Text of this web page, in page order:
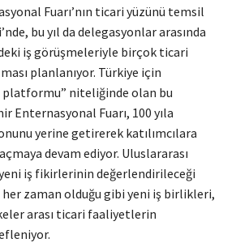
Fuarı’nın ticari yüzünü temsil
bu yıl da delegasyonlar arasında
iş görüşmeleriyle birçok ticari
planlanıyor. Türkiye için
platformu” niteliğinde olan bu
Enternasyonal Fuarı, 100 yıla
yerine getirerek katılımcılara
devam ediyor. Uluslararası
yeni iş fikirlerinin değerlendirileceği
zaman olduğu gibi yeni iş birlikleri,
arası ticari faaliyetlerin